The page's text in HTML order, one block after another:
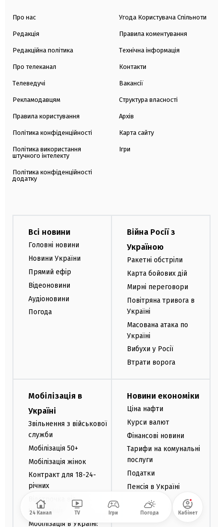
Про нас
Редакція
Редакційна політика
Про телеканал
Телеведучі
Рекламодавцям
Правила користування
Політика конфіденційності
Політика використання
штучного інтелекту
Політика конфіденційності
додатку
Угода Користувача Спільноти
Правила коментування
Технічна інформація
Контакти
Вакансії
Структура власності
Архів
Карта сайту
Ігри
Всі новини
Головні новини
Новини України
Прямий ефір
Відеоновини
Аудіоновини
Погода
Війна Росії з
Україною
Ракетні обстріли
Карта бойових дій
Мирні переговори
Повітряна тривога в
Україні
Масована атака по
Україні
Вибухи у Росії
Втрати ворога
Мобілізація в
Україні
Звільнення з військової
служби
Мобілізація 50+
Мобілізація жінок
Контракт для 18-24-
річних
Відстрочка від
мобілізації
Мобілізація в Україні:
Новини економіки
Ціна нафти
Курси валют
Фінансові новини
Тарифи на комунальні
послуги
Податки
Пенсія в Україні
24 Канал TV Ігри Погода Кабінет